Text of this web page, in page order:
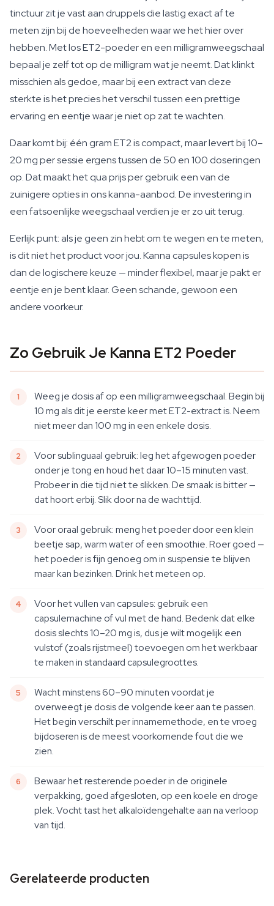
tinctuur zit je vast aan druppels die lastig exact af te
meten zijn bij de hoeveelheden waar we het hier over
hebben. Met los ET2-poeder en een milligramweegschaal
bepaal je zelf tot op de milligram wat je neemt. Dat klinkt
misschien als gedoe, maar bij een extract van deze
sterkte is het precies het verschil tussen een prettige
ervaring en eentje waar je niet op zat te wachten.
Daar komt bij: één gram ET2 is compact, maar levert bij 10–
20 mg per sessie ergens tussen de 50 en 100 doseringen
op. Dat maakt het qua prijs per gebruik een van de
zuinigere opties in ons kanna-aanbod. De investering in
een fatsoenlijke weegschaal verdien je er zo uit terug.
Eerlijk punt: als je geen zin hebt om te wegen en te meten,
is dit niet het product voor jou. Kanna capsules kopen is
dan de logischere keuze — minder flexibel, maar je pakt er
eentje en je bent klaar. Geen schande, gewoon een
andere voorkeur.
Zo Gebruik Je Kanna ET2 Poeder
Weeg je dosis af op een milligramweegschaal. Begin bij
10 mg als dit je eerste keer met ET2-extract is. Neem
niet meer dan 100 mg in een enkele dosis.
Voor sublinguaal gebruik: leg het afgewogen poeder
onder je tong en houd het daar 10–15 minuten vast.
Probeer in die tijd niet te slikken. De smaak is bitter —
dat hoort erbij. Slik door na de wachttijd.
Voor oraal gebruik: meng het poeder door een klein
beetje sap, warm water of een smoothie. Roer goed —
het poeder is fijn genoeg om in suspensie te blijven
maar kan bezinken. Drink het meteen op.
Voor het vullen van capsules: gebruik een
capsulemachine of vul met de hand. Bedenk dat elke
dosis slechts 10–20 mg is, dus je wilt mogelijk een
vulstof (zoals rijstmeel) toevoegen om het werkbaar
te maken in standaard capsulegroottes.
Wacht minstens 60–90 minuten voordat je
overweegt je dosis de volgende keer aan te passen.
Het begin verschilt per innamemethode, en te vroeg
bijdoseren is de meest voorkomende fout die we
zien.
Bewaar het resterende poeder in de originele
verpakking, goed afgesloten, op een koele en droge
plek. Vocht tast het alkaloïdengehalte aan na verloop
van tijd.
Gerelateerde producten